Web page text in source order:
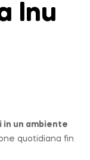
Inu
in un ambiente
quotidiana fin